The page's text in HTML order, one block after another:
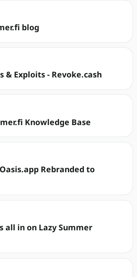
blog
& Exploits - Revoke.cash
Knowledge Base
Rebranded to
all in on Lazy Summer